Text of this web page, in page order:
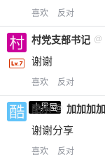
喜欢 反对
村党支部书记 @
谢谢
喜欢 反对
小黑屋
酷乐 @ 加加加加
谢谢分享
喜欢 反对